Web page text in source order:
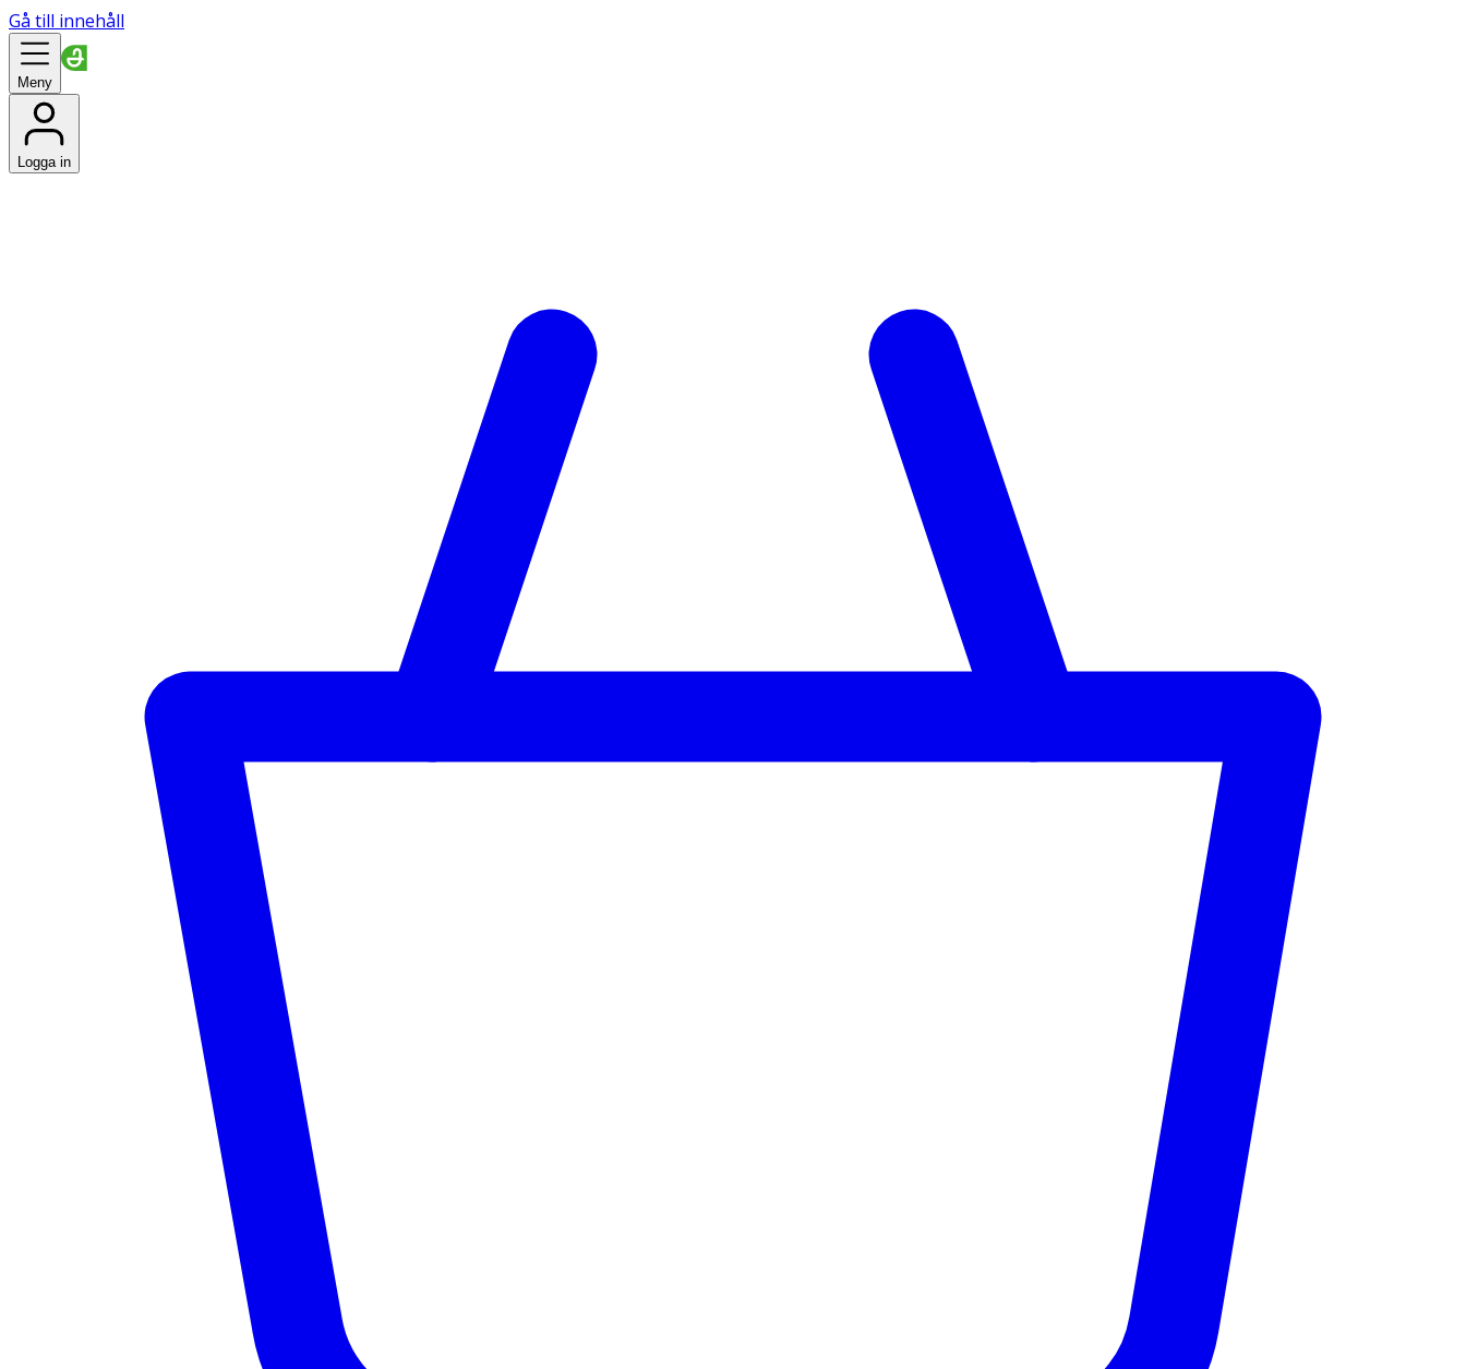
Gå till innehåll
Meny
Logga in